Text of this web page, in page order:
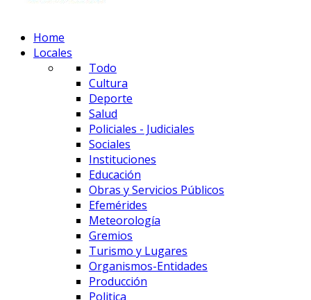
Home
Locales
Todo
Cultura
Deporte
Salud
Policiales - Judiciales
Sociales
Instituciones
Educación
Obras y Servicios Públicos
Efemérides
Meteorología
Gremios
Turismo y Lugares
Organismos-Entidades
Producción
Politica